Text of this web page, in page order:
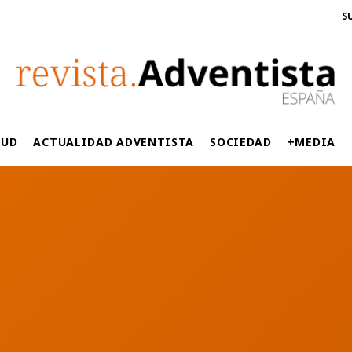
ACTUALIDAD ADVENTISTA SOCIEDAD +MEDIA